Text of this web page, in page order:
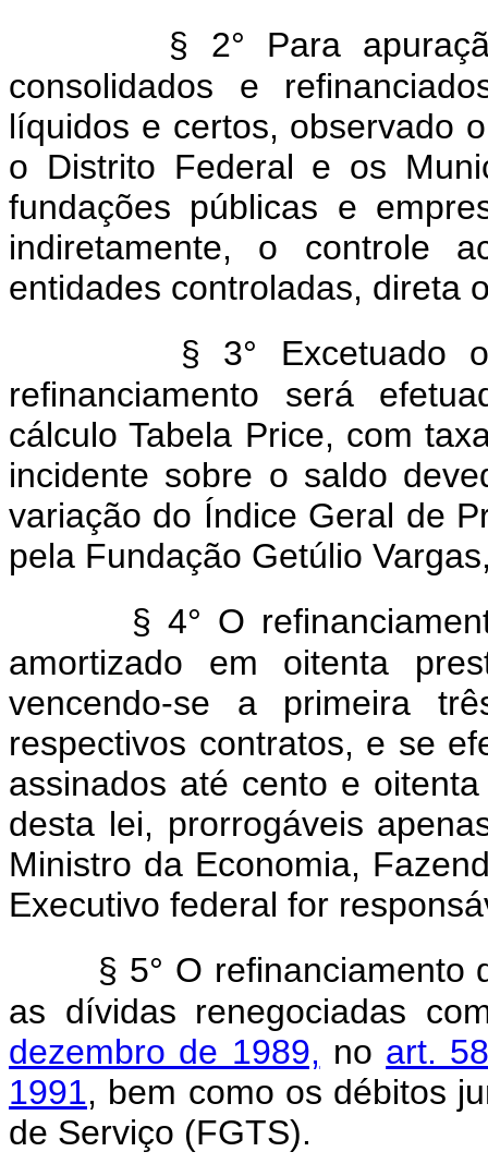
§ 2° Para
consolidados e
líquidos e certos, observado
o Distrito Federal e os
fundações públicas e
indiretamente, o controle
entidades controladas, direta
§ 3° Excetuado
refinanciamento será
cálculo Tabela Price, com
incidente sobre o saldo
variação do Índice Geral de
pela Fundação Getúlio
§ 4° O
amortizado em oitenta
vencendo-se a primeira
respectivos contratos, e se
assinados até cento e
desta lei, prorrogáveis
Ministro da Economia,
Executivo federal for
§ 5° O refinanciamento
as dívidas renegociadas
dezembro de 1989, no art.
1991, bem como os débitos
de Serviço (FGTS).